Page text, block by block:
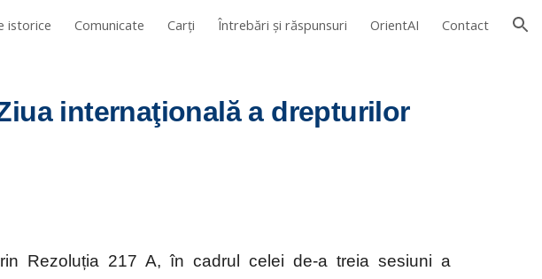
Skip to navigation
istorice Comunicate Carți Întrebări și răspunsuri OrientAI Contact
internaţională a drepturilor
Rezoluția 217 A, în cadrul celei de-a treia sesiuni a